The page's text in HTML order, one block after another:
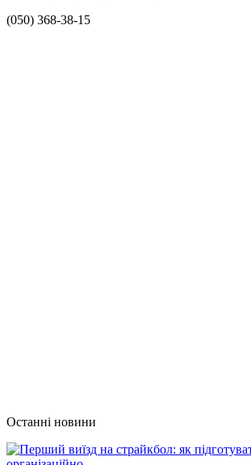
(050) 368-38-15
Останні новини